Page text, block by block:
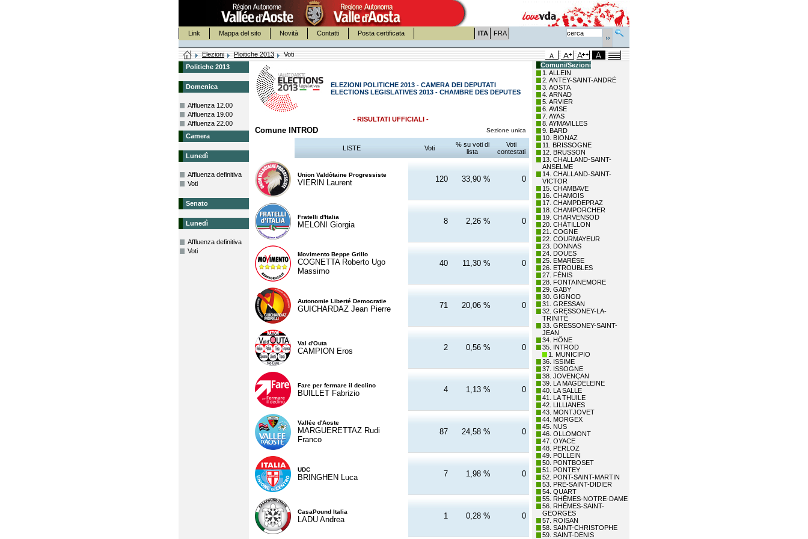
Link Mappa del sito Novità Contatti Posta certificata ITA FRA
Elezioni Ploitiche 2013
Voti
Politiche 2013
Domenica
Affluenza 12.00
Affluenza 19.00
Affluenza 22.00
Camera
Lunedì
Affluenza definitiva
Voti
Senato
Lunedì
Affluenza definitiva
Voti
ELEZIONI POLITICHE 2013 - CAMERA DEI DEPUTATI
ELECTIONS LEGISLATIVES 2013 - CHAMBRE DES DEPUTES
- RISULTATI UFFICIALI -
Comune INTROD Sezione unica
LISTE Voti
% su voti di
lista
Voti
contestati
Union Valdôtaine Progressiste
VIERIN Laurent 120 33,90 % 0
Fratelli d'Italia
MELONI Giorgia 8 2,26 % 0
Movimento Beppe Grillo
COGNETTA Roberto Ugo
Massimo
40 11,30 % 0
Autonomie Liberté Democratie
GUICHARDAZ Jean Pierre 71 20,06 % 0
Val d'Outa
CAMPION Eros 2 0,56 % 0
Fare per fermare il declino
BUILLET Fabrizio 4 1,13 % 0
Vallée d'Aoste
MARGUERETTAZ Rudi
Franco
87 24,58 % 0
UDC
BRINGHEN Luca 7 1,98 % 0
CasaPound Italia
LADU Andrea 1 0,28 % 0
Comuni/Sezioni
1. ALLEIN
2. ANTEY-SAINT-ANDRÉ
3. AOSTA
4. ARNAD
5. ARVIER
6. AVISE
7. AYAS
8. AYMAVILLES
9. BARD
10. BIONAZ
11. BRISSOGNE
12. BRUSSON
13. CHALLAND-SAINT-
ANSELME
14. CHALLAND-SAINT-
VICTOR
15. CHAMBAVE
16. CHAMOIS
17. CHAMPDEPRAZ
18. CHAMPORCHER
19. CHARVENSOD
20. CHÂTILLON
21. COGNE
22. COURMAYEUR
23. DONNAS
24. DOUES
25. EMARÈSE
26. ETROUBLES
27. FÉNIS
28. FONTAINEMORE
29. GABY
30. GIGNOD
31. GRESSAN
32. GRESSONEY-LA-
TRINITÉ
33. GRESSONEY-SAINT-
JEAN
34. HÔNE
35. INTROD
1. MUNICIPIO
36. ISSIME
37. ISSOGNE
38. JOVENÇAN
39. LA MAGDELEINE
40. LA SALLE
41. LA THUILE
42. LILLIANES
43. MONTJOVET
44. MORGEX
45. NUS
46. OLLOMONT
47. OYACE
48. PERLOZ
49. POLLEIN
50. PONTBOSET
51. PONTEY
52. PONT-SAINT-MARTIN
53. PRÉ-SAINT-DIDIER
54. QUART
55. RHÊMES-NOTRE-DAME
56. RHÊMES-SAINT-
GEORGES
57. ROISAN
58. SAINT-CHRISTOPHE
59. SAINT-DENIS